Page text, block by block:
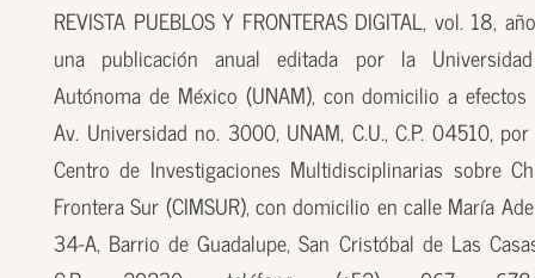
REVISTA PUEBLOS Y FRONTERAS DIGITAL, vol. 18,
una publicación anual editada por la
Autónoma de México (UNAM), con domicilio a
Av. Universidad no. 3000, UNAM, C.U., C.P. 04510,
Centro de Investigaciones Multidisciplinarias sobre
Frontera Sur (CIMSUR), con domicilio en calle María
34-A, Barrio de Guadalupe, San Cristóbal de Las